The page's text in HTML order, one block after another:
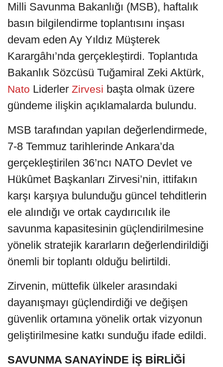
Milli Savunma Bakanlığı (MSB), haftalık
basın bilgilendirme toplantısını inşası
devam eden Ay Yıldız Müşterek
Karargâhı’nda gerçekleştirdi. Toplantıda
Bakanlık Sözcüsü Tuğamiral Zeki Aktürk,
Nato Liderler Zirvesi başta olmak üzere
gündeme ilişkin açıklamalarda bulundu.
MSB tarafından yapılan değerlendirmede,
7-8 Temmuz tarihlerinde Ankara’da
gerçekleştirilen 36’ncı NATO Devlet ve
Hükûmet Başkanları Zirvesi’nin, ittifakın
karşı karşıya bulunduğu güncel tehditlerin
ele alındığı ve ortak caydırıcılık ile
savunma kapasitesinin güçlendirilmesine
yönelik stratejik kararların değerlendirildiği
önemli bir toplantı olduğu belirtildi.
Zirvenin, müttefik ülkeler arasındaki
dayanışmayı güçlendirdiği ve değişen
güvenlik ortamına yönelik ortak vizyonun
geliştirilmesine katkı sunduğu ifade edildi.
SAVUNMA SANAYİNDE İŞ BİRLİĞİ